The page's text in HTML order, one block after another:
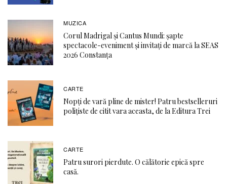
MUZICA
Corul Madrigal și Cantus Mundi: șapte
spectacole-eveniment și invitați de marcă la SEAS
2026 Constanța
CARTE
Nopți de vară pline de mister! Patru bestselleruri
polițiste de citit vara aceasta, de la Editura Trei
CARTE
Patru surori pierdute. O călătorie epică spre
casă.